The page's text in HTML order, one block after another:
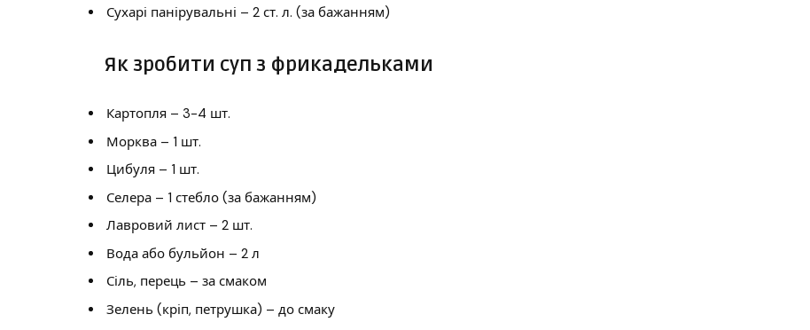
Сухарі панірувальні – 2 ст. л. (за бажанням)
Як зробити суп з фрикадельками
Картопля – 3-4 шт.
Морква – 1 шт.
Цибуля – 1 шт.
Селера – 1 стебло (за бажанням)
Лавровий лист – 2 шт.
Вода або бульйон – 2 л
Сіль, перець – за смаком
Зелень (кріп, петрушка) – до смаку